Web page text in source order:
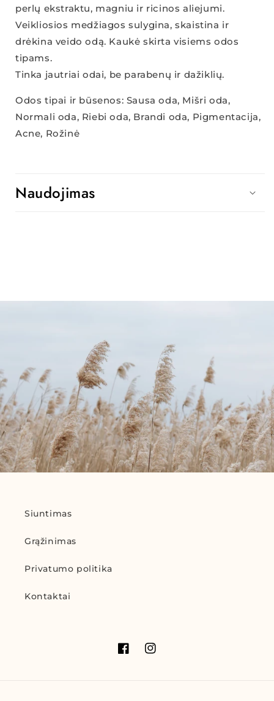
perlų ekstraktu, magniu ir ricinos aliejumi.
Veikliosios medžiagos sulygina, skaistina ir
drėkina veido odą. Kaukė skirta visiems odos
tipams.
Tinka jautriai odai, be parabenų ir dažiklių.
Odos tipai ir būsenos: Sausa oda, Mišri oda,
Normali oda, Riebi oda, Brandi oda, Pigmentacija,
Acne, Rožinė
Naudojimas
Siuntimas
Grąžinimas
Privatumo politika
Kontaktai
„Facebook“„Instagram“